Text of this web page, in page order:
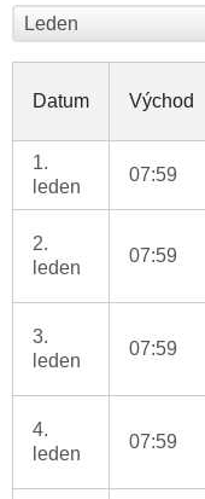
Datum Východ
1.
leden
07:59
2.
leden
07:59
3.
leden
07:59
4.
leden
07:59